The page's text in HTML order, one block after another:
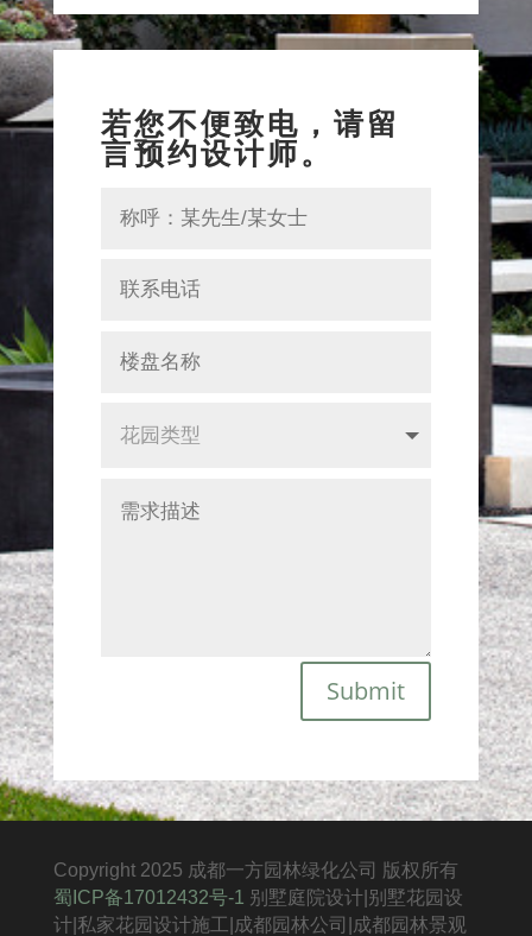
若您不便致电，请留
言预约设计师。
Submit
Copyright 2025 成都一方园林绿化公司 版权所有
蜀ICP备17012432号-1 别墅庭院设计|别墅花园设
计|私家花园设计施工|成都园林公司|成都园林景观